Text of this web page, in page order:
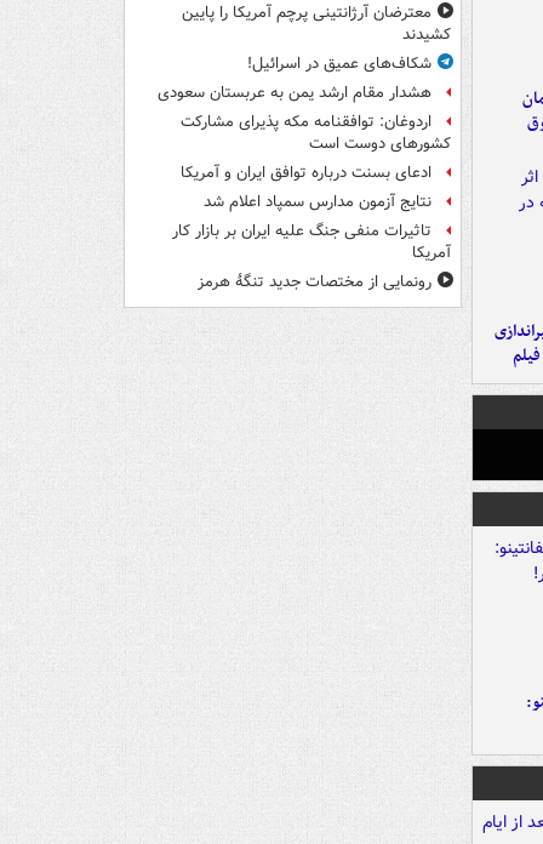
معترضان آرژانتینی پرچم آمریکا را پایین
کشیدند
شکاف‌های عمیق در اسرائیل!
هشدار مقام ارشد یمن به عربستان سعودی
اردوغان: توافقنامه مکه پذیرای مشارکت
کشورهای دوست است
ادعای بسنت درباره توافق ایران و آمریکا
نتایج آزمون مدارس سمپاد اعلام شد
تاثیرات منفی جنگ علیه ایران بر بازار کار
آمریکا
رونمایی از مختصات جدید تنگۀ هرمز